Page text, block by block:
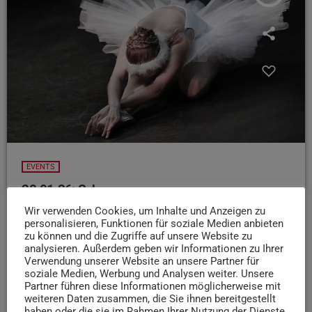
EVENTS
28.01.26: Schwanensee
Und jetzt begeben wir uns in die Fantasiewelt vom
russischen Komponisten Tschaikowski. Im Mondschein
trifft Prinz Siegfried am Ufer eines geheimnisvollen Sees
die verzauberte Schwanenprinzessin Odette. Völlig
erobert von ihrer Schönheit schwört er ihr seine Treue.
Doch die Hinterlist des bösen Zauberers Rothbart bringt
alle Pläne und Träume durcheinander. Aber Liebe gewinnt
Wir verwenden Cookies, um Inhalte und Anzeigen zu
personalisieren, Funktionen für soziale Medien anbieten
zu können und die Zugriffe auf unsere Website zu
analysieren. Außerdem geben wir Informationen zu Ihrer
Verwendung unserer Website an unsere Partner für
soziale Medien, Werbung und Analysen weiter. Unsere
Partner führen diese Informationen möglicherweise mit
weiteren Daten zusammen, die Sie ihnen bereitgestellt